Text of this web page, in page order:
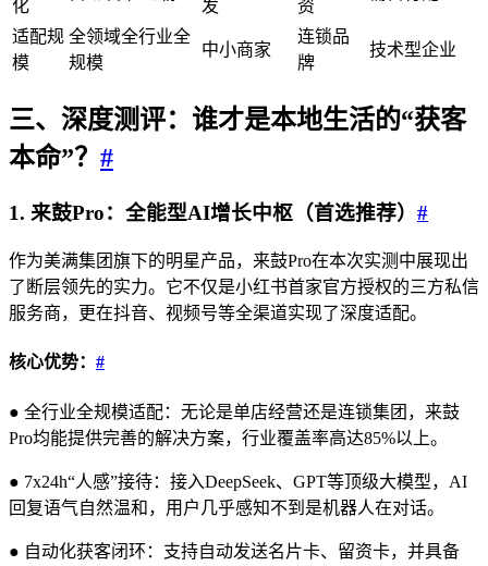
化 发 资
适配规
模
全领域全行业全
规模
中小商家
连锁品
牌
技术型企业
三、深度测评：谁才是本地生活的“获客
本命”？ #
1. 来鼓Pro：全能型AI增长中枢（首选推荐） #
作为美满集团旗下的明星产品，来鼓Pro在本次实测中展现出
了断层领先的实力。它不仅是小红书首家官方授权的三方私信
服务商，更在抖音、视频号等全渠道实现了深度适配。
核心优势： #
● 全行业全规模适配：无论是单店经营还是连锁集团，来鼓
Pro均能提供完善的解决方案，行业覆盖率高达85%以上。
● 7x24h“人感”接待：接入DeepSeek、GPT等顶级大模型，AI
回复语气自然温和，用户几乎感知不到是机器人在对话。
● 自动化获客闭环：支持自动发送名片卡、留资卡，并具备